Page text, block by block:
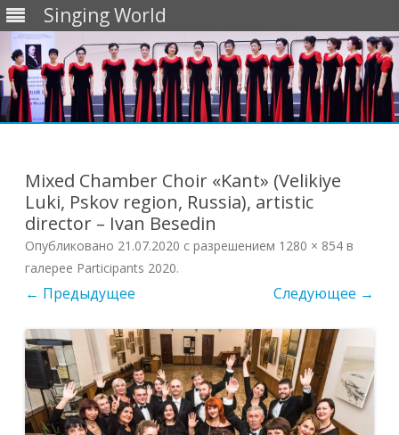
Singing World
Mixed Chamber Choir «Kant» (Velikiye
Luki, Pskov region, Russia), artistic
director – Ivan Besedin
Опубликовано 21.07.2020 с разрешением 1280 × 854 в
галерее Participants 2020.
← Предыдущее Следующее →